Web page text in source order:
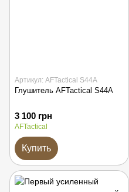
Артикул: AFTactical S44A
Глушитель AFTactical S44A
3 100 грн
AFTactical
Купить